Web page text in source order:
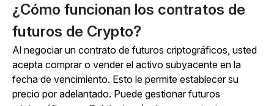
¿Cómo funcionan los contratos de
futuros de Crypto?
Al negociar un contrato de futuros criptográficos, usted
acepta comprar o vender el activo subyacente en la
fecha de vencimiento. Esto le permite establecer su
precio por adelantado. Puede gestionar futuros